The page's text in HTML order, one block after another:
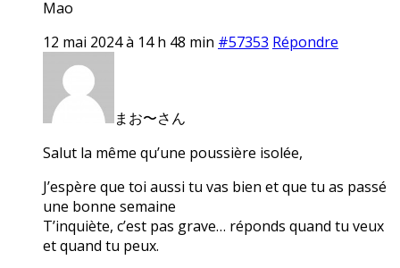
Mao
12 mai 2024 à 14 h 48 min #57353 Répondre
まお〜さん
Salut la même qu’une poussière isolée,
J’espère que toi aussi tu vas bien et que tu as passé
une bonne semaine
T’inquiète, c’est pas grave… réponds quand tu veux
et quand tu peux.